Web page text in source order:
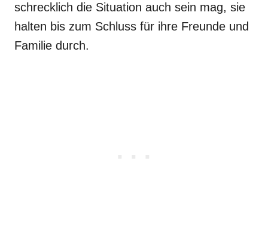
schrecklich die Situation auch sein mag, sie
halten bis zum Schluss für ihre Freunde und
Familie durch.